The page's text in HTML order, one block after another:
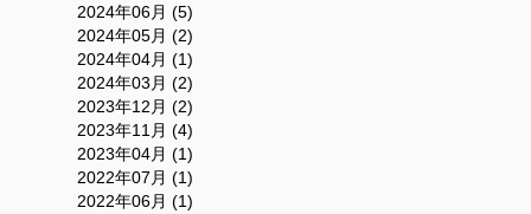
2024年06月 (5)
2024年05月 (2)
2024年04月 (1)
2024年03月 (2)
2023年12月 (2)
2023年11月 (4)
2023年04月 (1)
2022年07月 (1)
2022年06月 (1)